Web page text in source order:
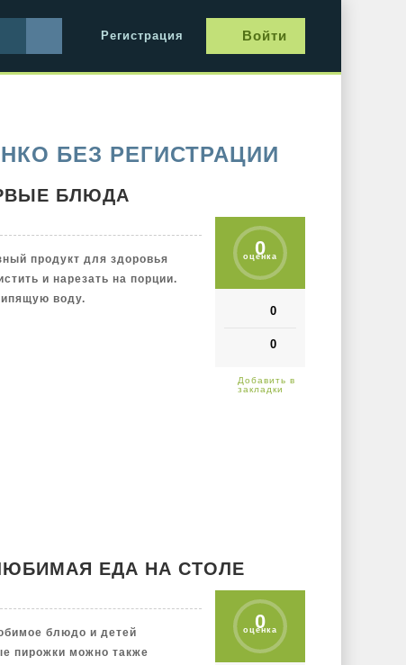
Регистрация Войти
БЕЗ РЕГИСТРАЦИИ
БЛЮДА
0
оценка
0
0
продукт для здоровья
и нарезать на порции.
воду.
ЕДА НА СТОЛЕ
0
оценка
блюдо и детей
пирожки можно также